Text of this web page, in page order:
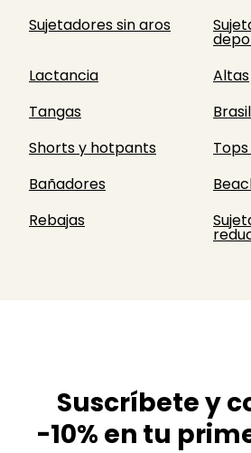
Sujetadores sin aros
Lactancia
Altas
Tangas
Shorts y hotpants
Bañadores
Rebajas
Suscríbete y
-10% en tu